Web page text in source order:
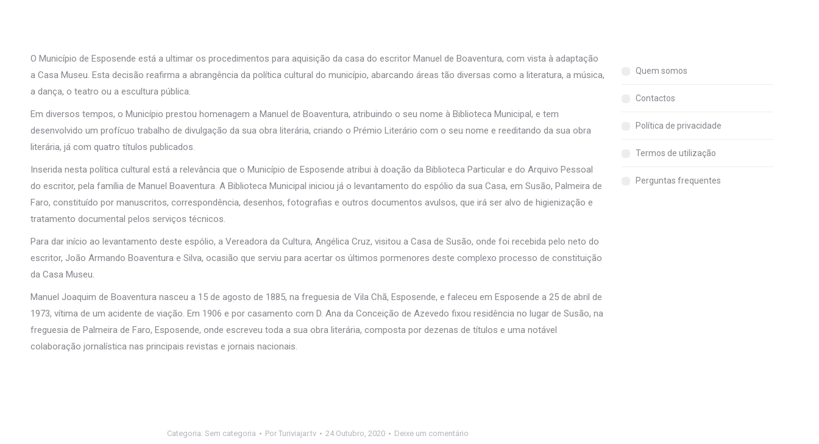
O Município de Esposende está a ultimar os procedimentos para aquisição da casa do escritor Manuel de Boaventura, com vista à adaptação
a Casa Museu. Esta decisão reafirma a abrangência da política cultural do município, abarcando áreas tão diversas como a literatura, a música,
a dança, o teatro ou a escultura pública.
Em diversos tempos, o Município prestou homenagem a Manuel de Boaventura, atribuindo o seu nome à Biblioteca Municipal, e tem
desenvolvido um profícuo trabalho de divulgação da sua obra literária, criando o Prémio Literário com o seu nome e reeditando da sua obra
literária, já com quatro títulos publicados.
Inserida nesta política cultural está a relevância que o Município de Esposende atribui à doação da Biblioteca Particular e do Arquivo Pessoal
do escritor, pela família de Manuel Boaventura. A Biblioteca Municipal iniciou já o levantamento do espólio da sua Casa, em Susão, Palmeira de
Faro, constituído por manuscritos, correspondência, desenhos, fotografias e outros documentos avulsos, que irá ser alvo de higienização e
tratamento documental pelos serviços técnicos.
Para dar início ao levantamento deste espólio, a Vereadora da Cultura, Angélica Cruz, visitou a Casa de Susão, onde foi recebida pelo neto do
escritor, João Armando Boaventura e Silva, ocasião que serviu para acertar os últimos pormenores deste complexo processo de constituição
da Casa Museu.
Manuel Joaquim de Boaventura nasceu a 15 de agosto de 1885, na freguesia de Vila Chã, Esposende, e faleceu em Esposende a 25 de abril de
1973, vítima de um acidente de viação. Em 1906 e por casamento com D. Ana da Conceição de Azevedo fixou residência no lugar de Susão, na
freguesia de Palmeira de Faro, Esposende, onde escreveu toda a sua obra literária, composta por dezenas de títulos e uma notável
colaboração jornalística nas principais revistas e jornais nacionais.
Categoria:Sem categoria PorTuriviajar.tv 24 Outubro, 2020 Deixe um comentário
Quem somos
Contactos
Política de privacidade
Termos de utilização
Perguntas frequentes